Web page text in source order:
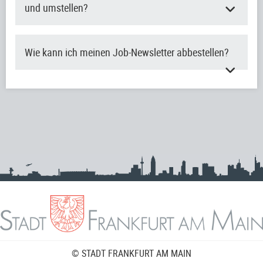
und umstellen?
Wie kann ich meinen Job-Newsletter abbestellen?
© STADT FRANKFURT AM MAIN